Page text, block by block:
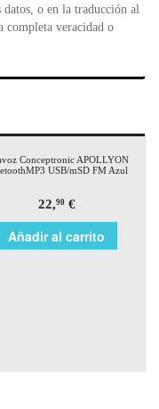
o en la traducción al
completa veracidad o
Conceptronic APOLLYON
USB/mSD FM Azul
22,90€
Añadir al carrito